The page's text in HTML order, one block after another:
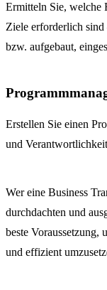
Ermitteln Sie, welche
Ziele erforderlich
bzw. aufgebaut,
Erstellen Sie einen
und
Wer eine Business
durchdachten und
beste Voraussetzung,
und effizient